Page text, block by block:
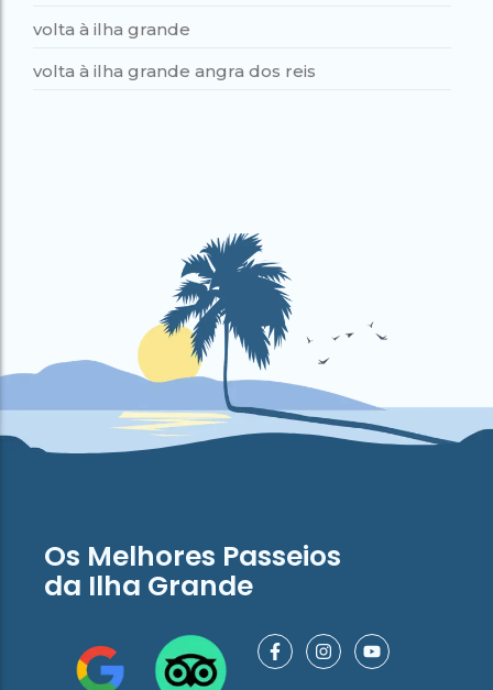
volta à ilha grande
volta à ilha grande angra dos reis
Os Melhores Passeios
da Ilha Grande